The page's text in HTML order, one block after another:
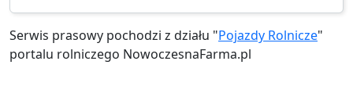
Serwis prasowy pochodzi z działu "Pojazdy Rolnicze"
portalu rolniczego NowoczesnaFarma.pl